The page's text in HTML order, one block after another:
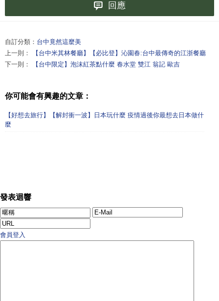
回應
自訂分類： 台中竟然這麼美
上一則：
【台中米其林餐廳】【必比登】沁園春:台中最傳奇的江浙餐廳
下一則：
【台中限定】泡沫紅茶點什麼 春水堂 雙江 翁記 歐吉
你可能會有興趣的文章：
【好想去旅行】【解封衝一波】日本玩什麼 疫情過後你最想去日本做什
麼
發表迴響
會員登入